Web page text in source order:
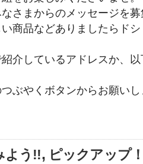
さまからのメッセージを
商品などありましたらド
介しているアドレスか、
ぶやくボタンからお願い
よう!!, ピックアップ